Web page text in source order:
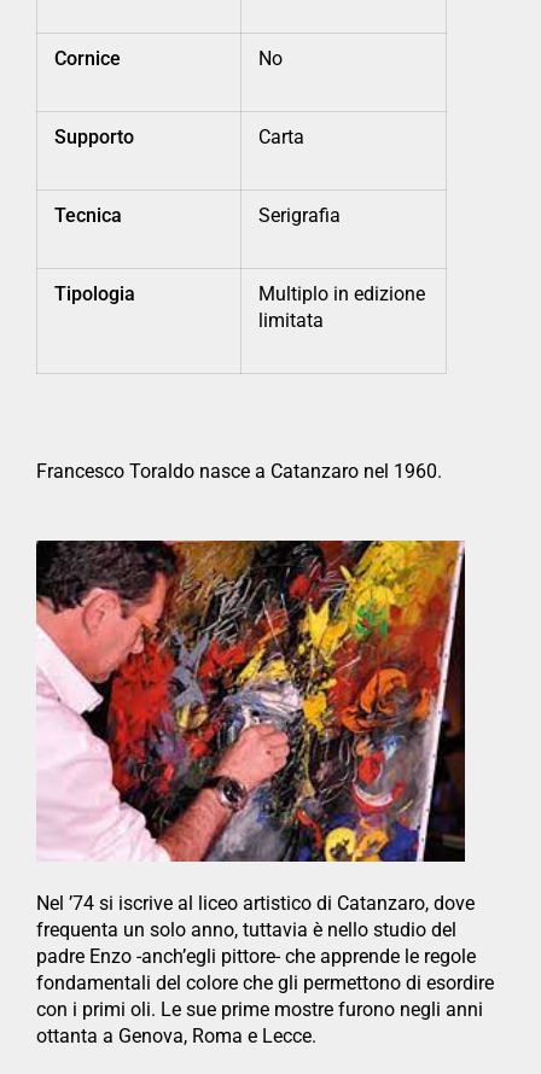
Cornice No
Supporto Carta
Tecnica Serigrafia
Tipologia
Multiplo in edizione
limitata
Francesco Toraldo nasce a Catanzaro nel 1960.
Nel ’74 si iscrive al liceo artistico di Catanzaro, dove
frequenta un solo anno, tuttavia è nello studio del
padre Enzo -anch’egli pittore- che apprende le regole
fondamentali del colore che gli permettono di esordire
con i primi oli. Le sue prime mostre furono negli anni
ottanta a Genova, Roma e Lecce.